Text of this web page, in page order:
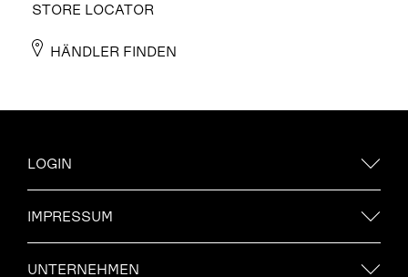
STORE LOCATOR
HÄNDLER FINDEN
LOGIN
IMPRESSUM
UNTERNEHMEN